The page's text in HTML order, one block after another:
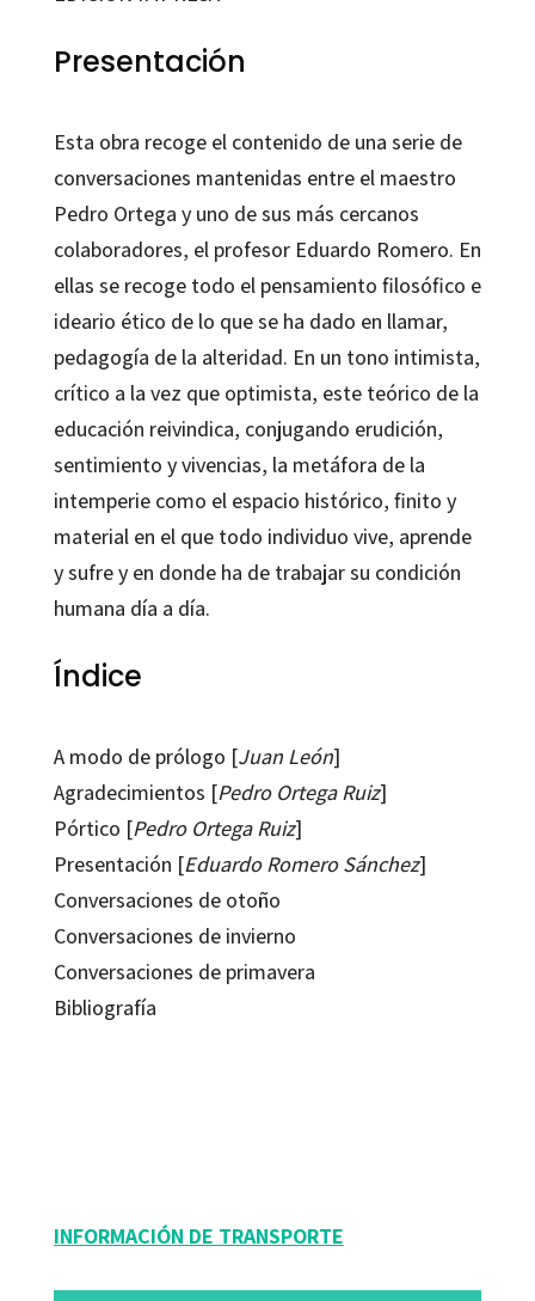
Presentación
Esta obra recoge el contenido de una serie de
conversaciones mantenidas entre el maestro
Pedro Ortega y uno de sus más cercanos
colaboradores, el profesor Eduardo Romero. En
ellas se recoge todo el pensamiento filosófico e
ideario ético de lo que se ha dado en llamar,
pedagogía de la alteridad. En un tono intimista,
crítico a la vez que optimista, este teórico de la
educación reivindica, conjugando erudición,
sentimiento y vivencias, la metáfora de la
intemperie como el espacio histórico, finito y
material en el que todo individuo vive, aprende
y sufre y en donde ha de trabajar su condición
humana día a día.
Índice
A modo de prólogo [Juan León]
Agradecimientos [Pedro Ortega Ruiz]
Pórtico [Pedro Ortega Ruiz]
Presentación [Eduardo Romero Sánchez]
Conversaciones de otoño
Conversaciones de invierno
Conversaciones de primavera
Bibliografía
INFORMACIÓN DE TRANSPORTE